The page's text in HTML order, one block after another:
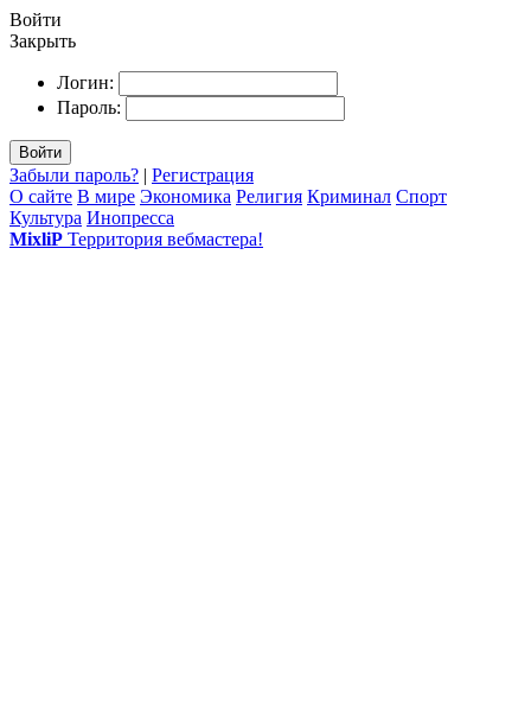
Войти
Закрыть
Логин:
Пароль:
Войти
Забыли пароль? | Регистрация
О сайте В мире Экономика Религия Криминал Спорт
Культура Инопресса
MixliP Территория вебмастера!